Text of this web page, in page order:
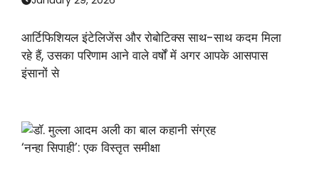
आर्टिफिशियल इंटेलिजेंस और रोबोटिक्स साथ-साथ कदम मिला
रहे हैं, उसका परिणाम आने वाले वर्षों में अगर आपके आसपास
इंसानों से